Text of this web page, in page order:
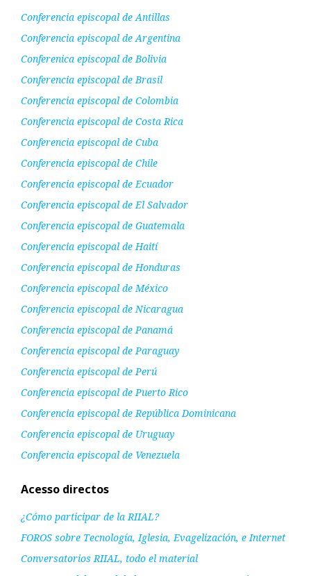
Conferencia episcopal de Antillas
Conferencia episcopal de Argentina
Conferenica episcopal de Bolivia
Conferencia episcopal de Brasil
Conferencia episcopal de Colombia
Conferencia episcopal de Costa Rica
Conferencia episcopal de Cuba
Conferencia episcopal de Chile
Conferencia episcopal de Ecuador
Conferencia episcopal de El Salvador
Conferencia episcopal de Guatemala
Conferencia episcopal de Haití
Conferencia episcopal de Honduras
Conferencia episcopal de México
Conferencia episcopal de Nicaragua
Conferencia episcopal de Panamá
Conferencia episcopal de Paraguay
Conferencia episcopal de Perú
Conferencia episcopal de Puerto Rico
Conferencia episcopal de República Dominicana
Conferencia episcopal de Uruguay
Conferencia episcopal de Venezuela
Acesso directos
¿Cómo participar de la RIIAL?
FOROS sobre Tecnología, Iglesia, Evagelización, e Internet
Conversatorios RIIAL, todo el material